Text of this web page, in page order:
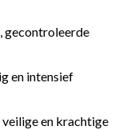
gecontroleerde
en intensief
en krachtige